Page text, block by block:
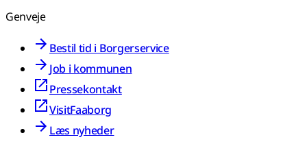
Genveje
Bestil tid i Borgerservice
Job i kommunen
Pressekontakt
VisitFaaborg
Læs nyheder